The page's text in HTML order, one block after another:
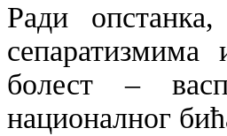
Ради
болест –
националног